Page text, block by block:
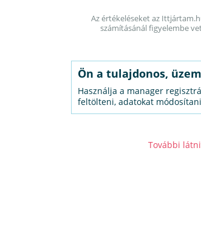
Az értékeléseket az
számításánál figyelembe
Ön a tulajdonos,
Használja a manager
feltölteni, adatokat
További